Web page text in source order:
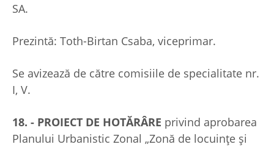
SA.
Prezintă: Toth-Birtan Csaba, viceprimar.
Se avizează de către comisiile de specialitate nr.
I, V.
18. - PROIECT DE HOTĂRÂRE privind aprobarea
Planului Urbanistic Zonal „Zonă de locuințe și